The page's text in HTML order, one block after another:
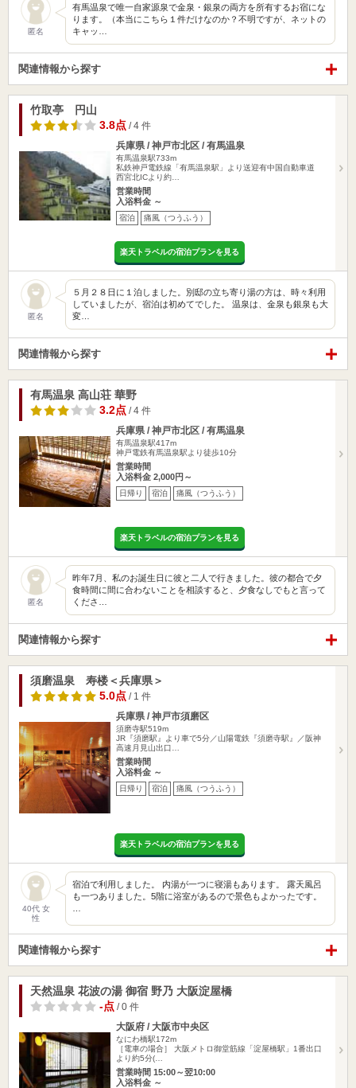
匿名
有馬温泉で唯一自家源泉で金泉・銀泉の両方を所有するお宿にな
ります。（本当にこちら１件だけなのか？不明ですが、ネットの
キャッ…
関連情報から探す
竹取亭 円山
3.8点 / 4 件
兵庫県 / 神戸市北区 / 有馬温泉
有馬温泉駅733m
私鉄神戸電鉄線「有馬温泉駅」より送迎有中国自動車道
西宮北ICより約…
営業時間
入浴料金 ～
宿泊 痛風（つうふう）
楽天トラベルの宿泊プランを見る
匿名
５月２８日に１泊しました。別邸の立ち寄り湯の方は、時々利用
していましたが、宿泊は初めてでした。 温泉は、金泉も銀泉も大
変…
関連情報から探す
有馬温泉 高山荘 華野
3.2点 / 4 件
兵庫県 / 神戸市北区 / 有馬温泉
有馬温泉駅417m
神戸電鉄有馬温泉駅より徒歩10分
営業時間
入浴料金 2,000円～
日帰り 宿泊 痛風（つうふう）
楽天トラベルの宿泊プランを見る
匿名
昨年7月、私のお誕生日に彼と二人で行きました。彼の都合で夕
食時間に間に合わないことを相談すると、夕食なしでもと言って
くださ…
関連情報から探す
須磨温泉 寿楼＜兵庫県＞
5.0点 / 1 件
兵庫県 / 神戸市須磨区
須磨寺駅519m
JR『須磨駅』より車で5分／山陽電鉄『須磨寺駅』／阪神
高速月見山出口…
営業時間
入浴料金 ～
日帰り 宿泊 痛風（つうふう）
楽天トラベルの宿泊プランを見る
40代 女
性
宿泊で利用しました。 内湯が一つに寝湯もあります。 露天風呂
も一つありました。5階に浴室があるので景色もよかったです。
関連情報から探す
天然温泉 花波の湯 御宿 野乃 大阪淀屋橋
-点 / 0 件
大阪府 / 大阪市中央区
なにわ橋駅172m
［電車の場合］ 大阪メトロ御堂筋線「淀屋橋駅」1番出口
より約5分(…
営業時間 15:00～翌10:00
入浴料金 ～